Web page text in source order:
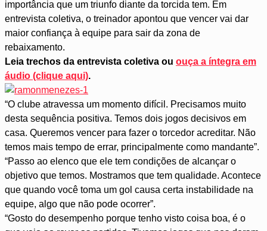
importância que um triunfo diante da torcida tem. Em
entrevista coletiva, o treinador apontou que vencer vai dar
maior confiança à equipe para sair da zona de
rebaixamento.
Leia trechos da entrevista coletiva ou ouça a íntegra em
áudio (clique aqui).
“O clube atravessa um momento difícil. Precisamos muito
desta sequência positiva. Temos dois jogos decisivos em
casa. Queremos vencer para fazer o torcedor acreditar. Não
temos mais tempo de errar, principalmente como mandante”.
“Passo ao elenco que ele tem condições de alcançar o
objetivo que temos. Mostramos que tem qualidade. Acontece
que quando você toma um gol causa certa instabilidade na
equipe, algo que não pode ocorrer”.
“Gosto do desempenho porque tenho visto coisa boa, é o